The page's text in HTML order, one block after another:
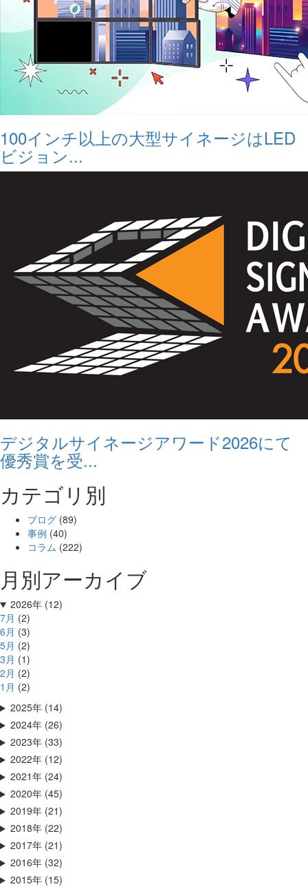
100インチ以上の大型サイネージはLED
ビジョン...
デジタルサイネージアワード2026にて
優秀賞を受...
カテゴリ別
ブログ (89)
事例 (40)
コラム (222)
月別アーカイブ
2026年 (12)
7月 (2)
6月 (3)
5月 (2)
3月 (1)
2月 (2)
1月 (2)
2025年 (14)
2024年 (26)
2023年 (33)
2022年 (12)
2021年 (24)
2020年 (45)
2019年 (21)
2018年 (22)
2017年 (21)
2016年 (32)
2015年 (15)